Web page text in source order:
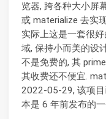
览器, 跨各种大小屏
或 materialize 去实
实际上这是一套很
域, 保持小而美的设
不是免费的, 其
其收费还不便宜.
2022-05-29, 该项目
本是 6 年前发布的